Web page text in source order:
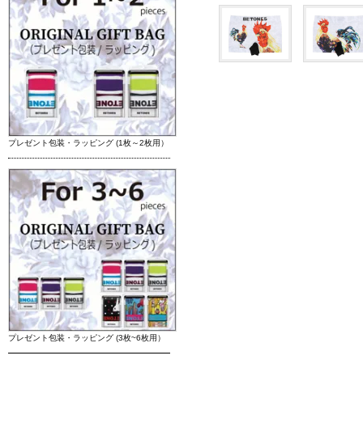
プレゼント包装・ラッピング (1枚～2枚用）
プレゼント包装・ラッピング (3枚~6枚用）